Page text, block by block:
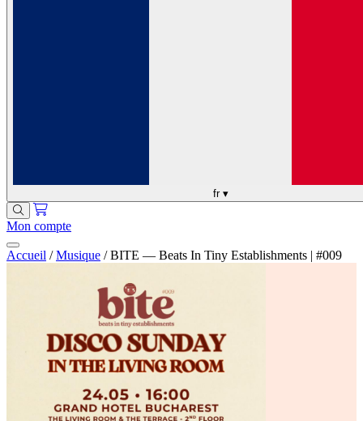
fr ▾
Mon compte
Accueil / Musique / BITE — Beats In Tiny Establishments | #009